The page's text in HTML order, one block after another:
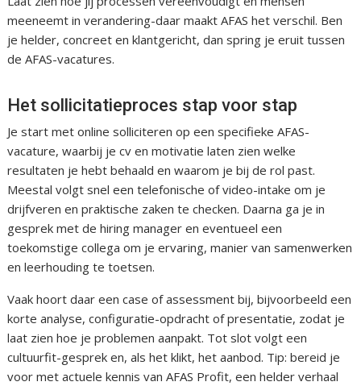
meeneemt in verandering-daar maakt AFAS het verschil. Ben
je helder, concreet en klantgericht, dan spring je eruit tussen
de AFAS-vacatures.
Het sollicitatieproces stap voor stap
Je start met online solliciteren op een specifieke AFAS-
vacature, waarbij je cv en motivatie laten zien welke
resultaten je hebt behaald en waarom je bij de rol past.
Meestal volgt snel een telefonische of video-intake om je
drijfveren en praktische zaken te checken. Daarna ga je in
gesprek met de hiring manager en eventueel een
toekomstige collega om je ervaring, manier van samenwerken
en leerhouding te toetsen.
Vaak hoort daar een case of assessment bij, bijvoorbeeld een
korte analyse, configuratie-opdracht of presentatie, zodat je
laat zien hoe je problemen aanpakt. Tot slot volgt een
cultuurfit-gesprek en, als het klikt, het aanbod. Tip: bereid je
voor met actuele kennis van AFAS Profit, een helder verhaal